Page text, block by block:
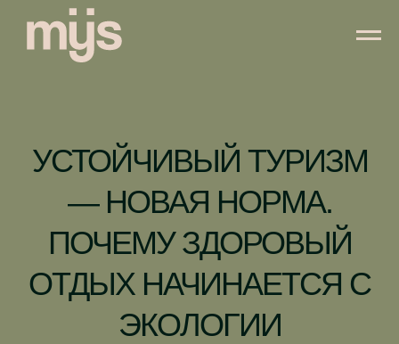
УСТОЙЧИВЫЙ ТУРИЗМ
— НОВАЯ НОРМА.
ПОЧЕМУ ЗДОРОВЫЙ
ОТДЫХ НАЧИНАЕТСЯ С
ЭКОЛОГИИ